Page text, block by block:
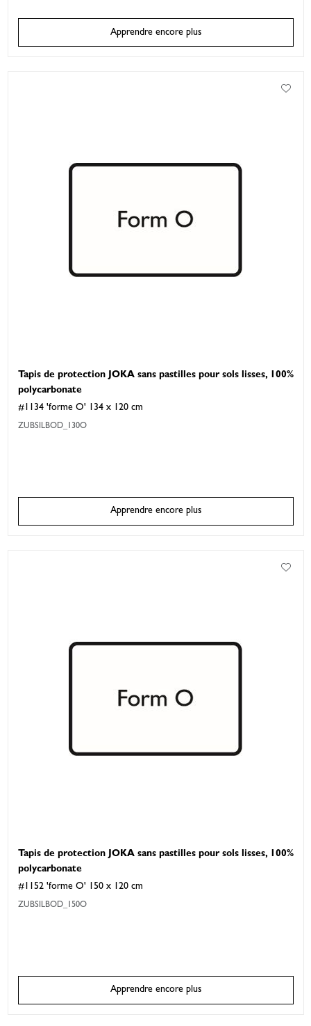
Apprendre encore plus
Tapis de protection JOKA sans pastilles pour sols lisses, 100%
polycarbonate
#1134 'forme O' 134 x 120 cm
ZUBSILBOD_130O
Apprendre encore plus
Tapis de protection JOKA sans pastilles pour sols lisses, 100%
polycarbonate
#1152 'forme O' 150 x 120 cm
ZUBSILBOD_150O
Apprendre encore plus